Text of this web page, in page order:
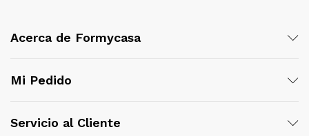
Acerca de Formycasa
Mi Pedido
Servicio al Cliente